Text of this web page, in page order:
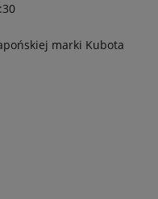
marki Kubota